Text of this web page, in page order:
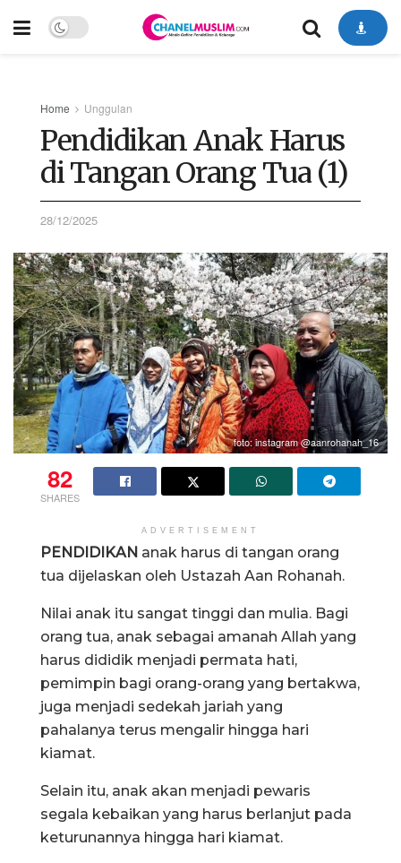
Home Unggulan
Pendidikan Anak Harus
di Tangan Orang Tua (1)
28/12/2025
foto: instagram @aanrohanah_16
82
SHARES
ADVERTISEMENT
PENDIDIKAN anak harus di tangan orang
tua dijelaskan oleh Ustazah Aan Rohanah.
Nilai anak itu sangat tinggi dan mulia. Bagi
orang tua, anak sebagai amanah Allah yang
harus dididik menjadi permata hati,
pemimpin bagi orang-orang yang bertakwa,
juga menjadi sedekah jariah yang
pahalanya terus mengalir hingga hari
kiamat.
Selain itu, anak akan menjadi pewaris
segala kebaikan yang harus berlanjut pada
keturunannya hingga hari kiamat.